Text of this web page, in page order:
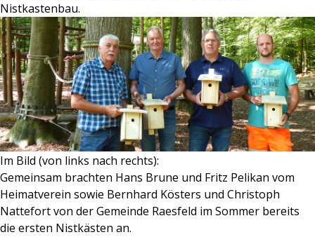
Nistkastenbau.
Im Bild (von links nach rechts):
Gemeinsam brachten Hans Brune und Fritz Pelikan vom
Heimatverein sowie Bernhard Kösters und Christoph
Nattefort von der Gemeinde Raesfeld im Sommer bereits
die ersten Nistkästen an.